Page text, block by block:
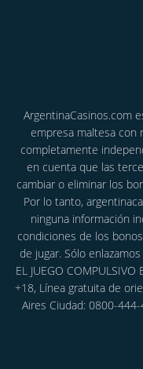
ArgentinaCasinos.com
empresa maltesa con
completamente
en cuenta que las
cambiar o eliminar los
Por lo tanto,
ninguna información
condiciones de los
de jugar. Sólo
EL JUEGO COMPULSIVO
+18, Línea gratuita de
Aires Ciudad: 0800-